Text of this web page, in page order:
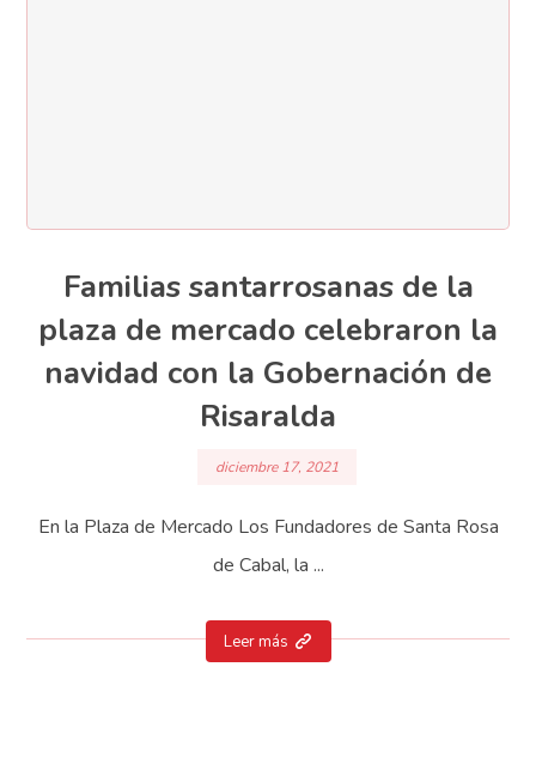
Familias santarrosanas de la
plaza de mercado celebraron la
navidad con la Gobernación de
Risaralda
diciembre 17, 2021
En la Plaza de Mercado Los Fundadores de Santa Rosa
de Cabal, la ...
Leer más